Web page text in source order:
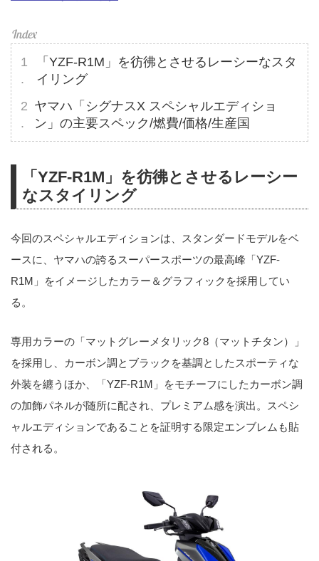
「YZF-R1M」を彷彿とさせるレーシーなスタ
イリング
ヤマハ「シグナスX スペシャルエディショ
ン」の主要スペック/燃費/価格/生産国
「YZF-R1M」を彷彿とさせるレーシー
なスタイリング
今回のスペシャルエディションは、スタンダードモデルをベ
ースに、ヤマハの誇るスーパースポーツの最高峰「YZF-
R1M」をイメージしたカラー＆グラフィックを採用してい
る。
専用カラーの「マットグレーメタリック8（マットチタン）」
を採用し、カーボン調とブラックを基調としたスポーティな
外装を纏うほか、「YZF-R1M」をモチーフにしたカーボン調
の加飾パネルが随所に配され、プレミアム感を演出。スペシ
ャルエディションであることを証明する限定エンブレムも貼
付される。